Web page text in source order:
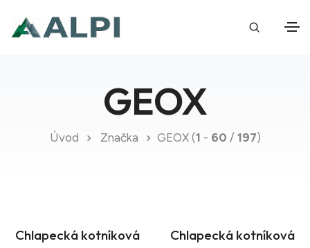
GEOX
Úvod Značka GEOX (1 - 60 / 197)
Chlapecká kotníková
Chlapecká kotníková